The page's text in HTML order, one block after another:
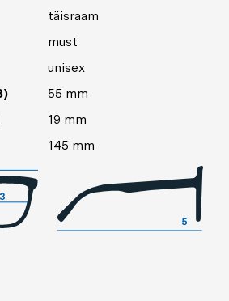
täisraam
must
unisex
55 mm
19 mm
145 mm